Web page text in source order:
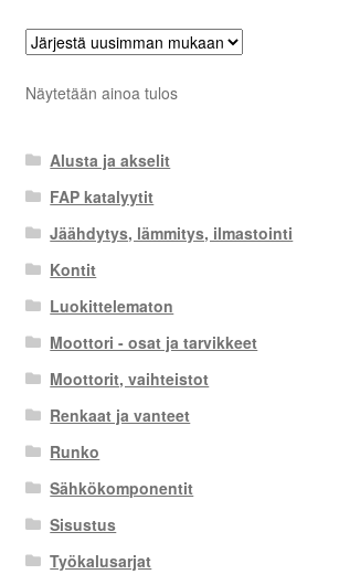
Näytetään ainoa tulos
Alusta ja akselit
FAP katalyytit
Jäähdytys, lämmitys, ilmastointi
Kontit
Luokittelematon
Moottori - osat ja tarvikkeet
Moottorit, vaihteistot
Renkaat ja vanteet
Runko
Sähkökomponentit
Sisustus
Työkalusarjat